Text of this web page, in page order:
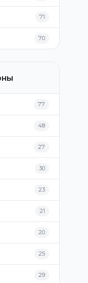
71
70
77
48
27
30
23
21
20
25
29